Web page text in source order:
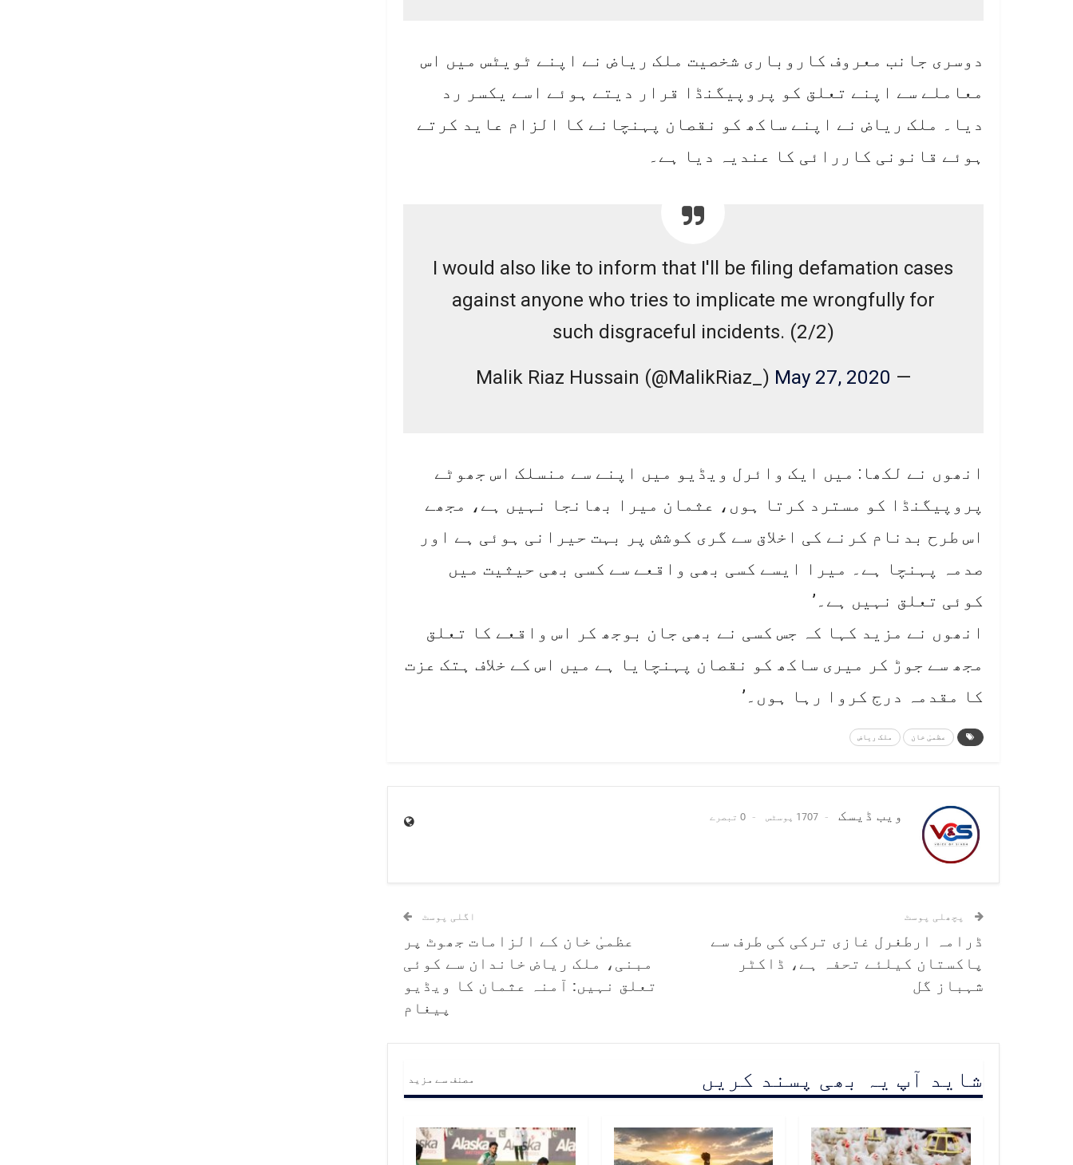
دوسری جانب معروف کاروباری شخصیت ملک ریاض نے اپنے ٹویٹس میں اس
معاملے سے اپنے تعلق کو پروپیگنڈا قرار دیتے ہوئے اسے یکسر رد
دیا۔ ملک ریاض نے اپنے ساکھ کو نقصان پہنچانے کا الزام عاید کرتے
ہوئے قانونی کاررائی کا عندیہ دیا ہے۔
I would also like to inform that I'll be filing defamation cases
against anyone who tries to implicate me wrongfully for
such disgraceful incidents. (2/2)
— Malik Riaz Hussain (@MalikRiaz_)
May 27, 2020
انھوں نے لکھا: میں ایک وائرل ویڈیو میں اپنے سے منسلک اس جھوٹے
پروپیگنڈا کو مسترد کرتا ہوں، عثمان میرا بھانجا نہیں ہے، مجھے
اس طرح بدنام کرنے کی اخلاق سے گری کوشش پر بہت حیرانی ہوئی ہے اور
صدمہ پہنچا ہے۔ میرا ایسے کسی بھی واقعے سے کسی بھی حیثیت میں
کوئی تعلق نہیں ہے۔’
انھوں نے مزید کہا کہ جس کسی نے بھی جان بوجھ کر اس واقعے کا تعلق
مجھ سے جوڑ کر میری ساکھ کو نقصان پہنچایا ہے میں اس کے خلاف ہتک عزت
کا مقدمہ درج کروا رہا ہوں۔’
عظمیٰ خان ملک ریاض
ویب ڈیسک 1707 پوسٹس 0 تبصرے
پچھلی پوسٹ
ڈرامہ ارطغرل غازی ترکی کی طرف سے
پاکستان کیلئے تحفہ ہے، ڈاکٹر
شہباز گل
اگلی پوسٹ
عظمیٰ خان کے الزامات جھوٹ پر
مبنی، ملک ریاض خاندان سے کوئی
تعلق نہیں: آمنہ عثمان کا ویڈیو
پیغام
شاید آپ یہ بھی پسند کریں مصنف سے مزید